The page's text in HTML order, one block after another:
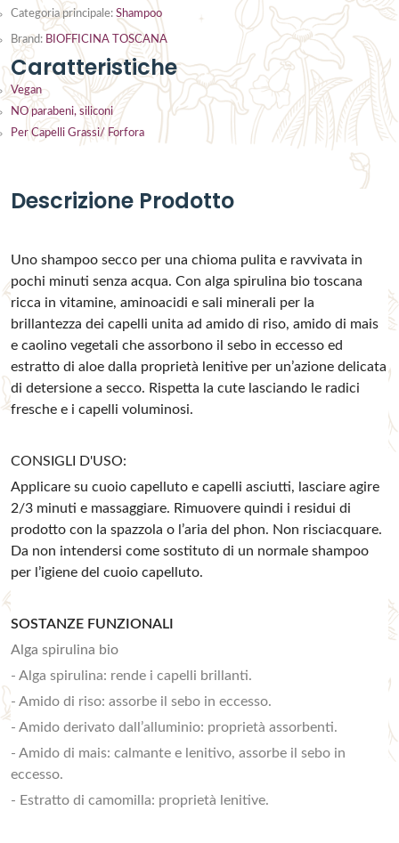
Categoria principale: Shampoo
Brand: BIOFFICINA TOSCANA
Caratteristiche
Vegan
NO parabeni, siliconi
Per Capelli Grassi/ Forfora
Descrizione Prodotto
Uno shampoo secco per una chioma pulita e ravvivata in
pochi minuti senza acqua. Con alga spirulina bio toscana
ricca in vitamine, aminoacidi e sali minerali per la
brillantezza dei capelli unita ad amido di riso, amido di mais
e caolino vegetali che assorbono il sebo in eccesso ed
estratto di aloe dalla proprietà lenitive per un’azione delicata
di detersione a secco. Rispetta la cute lasciando le radici
fresche e i capelli voluminosi.
CONSIGLI D'USO:
Applicare su cuoio capelluto e capelli asciutti, lasciare agire
2/3 minuti e massaggiare. Rimuovere quindi i residui di
prodotto con la spazzola o l’aria del phon. Non risciacquare.
Da non intendersi come sostituto di un normale shampoo
per l’igiene del cuoio capelluto.
SOSTANZE FUNZIONALI
Alga spirulina bio
- Alga spirulina: rende i capelli brillanti.
- Amido di riso: assorbe il sebo in eccesso.
- Amido derivato dall’alluminio: proprietà assorbenti.
- Amido di mais: calmante e lenitivo, assorbe il sebo in
eccesso.
- Estratto di camomilla: proprietà lenitive.